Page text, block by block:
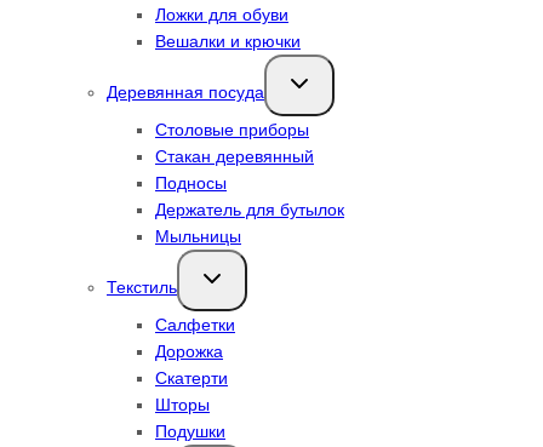
Ложки для обуви
Вешалки и крючки
Деревянная посуда
Переключить
дочернее
Столовые приборы
Стакан деревянный
Подносы
Держатель для бутылок
Мыльницы
Текстиль
Переключить
дочернее
Салфетки
Дорожка
Скатерти
Шторы
Подушки